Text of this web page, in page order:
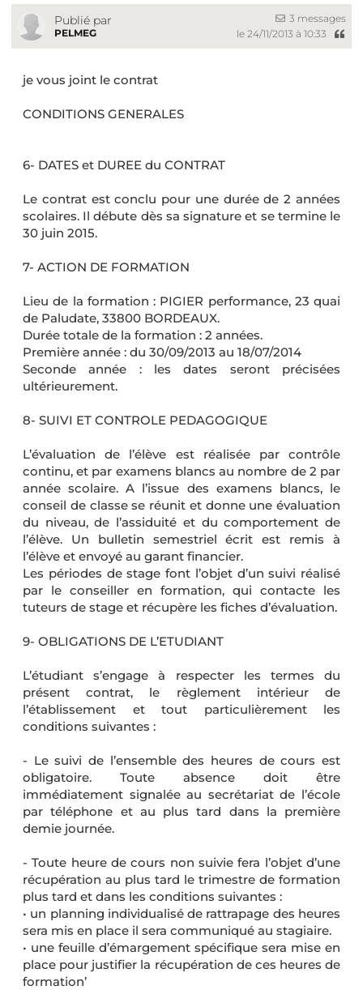
Publié par
PELMEG
3 messages
le 24/11/2013 à 10:33
je vous joint le contrat
CONDITIONS GENERALES
6- DATES et DUREE du CONTRAT
Le contrat est conclu pour une durée de 2 années
scolaires. Il débute dès sa signature et se termine le
30 juin 2015.
7- ACTION DE FORMATION
Lieu de la formation : PIGIER performance, 23 quai
de Paludate, 33800 BORDEAUX.
Durée totale de la formation : 2 années.
Première année : du 30/09/2013 au 18/07/2014
Seconde année : les dates seront précisées
ultérieurement.
8- SUIVI ET CONTROLE PEDAGOGIQUE
L’évaluation de l’élève est réalisée par contrôle
continu, et par examens blancs au nombre de 2 par
année scolaire. A l’issue des examens blancs, le
conseil de classe se réunit et donne une évaluation
du niveau, de l’assiduité et du comportement de
l’élève. Un bulletin semestriel écrit est remis à
l’élève et envoyé au garant financier.
Les périodes de stage font l’objet d’un suivi réalisé
par le conseiller en formation, qui contacte les
tuteurs de stage et récupère les fiches d’évaluation.
9- OBLIGATIONS DE L’ETUDIANT
L’étudiant s’engage à respecter les termes du
présent contrat, le règlement intérieur de
l’établissement et tout particulièrement les
conditions suivantes :
- Le suivi de l’ensemble des heures de cours est
obligatoire. Toute absence doit être
immédiatement signalée au secrétariat de l’école
par téléphone et au plus tard dans la première
demie journée.
- Toute heure de cours non suivie fera l’objet d’une
récupération au plus tard le trimestre de formation
plus tard et dans les conditions suivantes :
• un planning individualisé de rattrapage des heures
sera mis en place il sera communiqué au stagiaire.
• une feuille d’émargement spécifique sera mise en
place pour justifier la récupération de ces heures de
formation’